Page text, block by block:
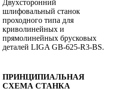
Двухсторонний
шлифовальный станок
проходного типа для
криволинейных и
прямолинейных брусковых
деталей LIGA GB-625-R3-BS.
ПРИНЦИПИАЛЬНАЯ
СХЕМА СТАНКА